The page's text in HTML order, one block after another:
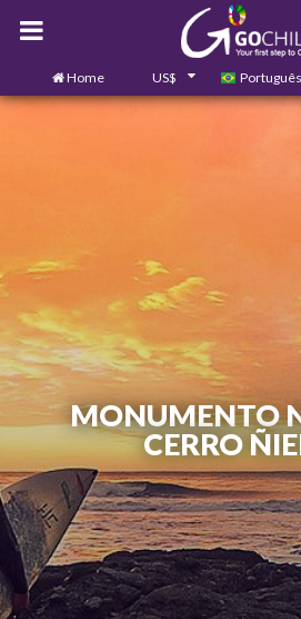
Home US$ Português
MONUMENTO
CERRO